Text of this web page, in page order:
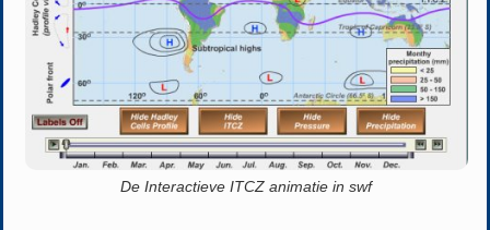
De Interactieve ITCZ animatie in swf